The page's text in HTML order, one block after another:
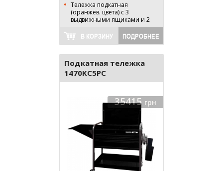
Тележка подкатная
(оранжев. цвета) с 3
выдвижными ящиками и 2
В КОРЗИНУ ПОДРОБНЕЕ
Подкатная тележка
1470KC5PC
35415 грн